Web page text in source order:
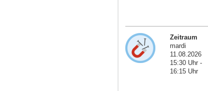
Zeitraum
mardi
11.08.2026
15:30 Uhr -
16:15 Uhr